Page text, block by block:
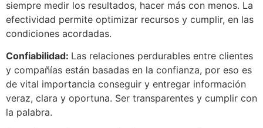
siempre medir los resultados, hacer más con menos. La
efectividad permite optimizar recursos y cumplir, en las
condiciones acordadas.
Confiabilidad: Las relaciones perdurables entre clientes
y compañías están basadas en la confianza, por eso es
de vital importancia conseguir y entregar información
veraz, clara y oportuna. Ser transparentes y cumplir con
la palabra.